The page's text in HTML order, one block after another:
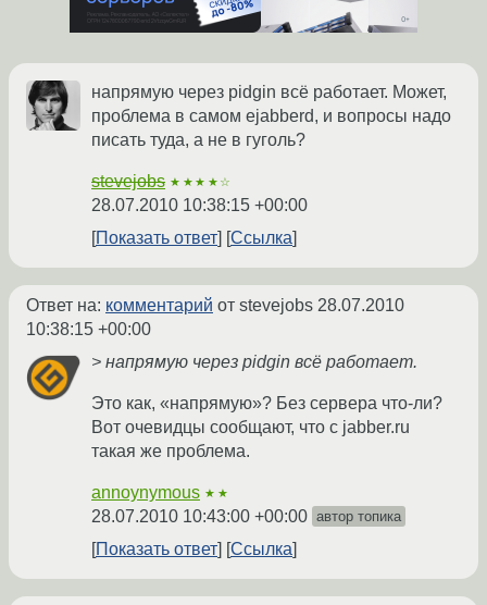
напрямую через pidgin всё работает. Может,
проблема в самом ejabberd, и вопросы надо
писать туда, а не в гуголь?
stevejobs ★★★★☆
28.07.2010 10:38:15 +00:00
Показать ответ
Ссылка
Ответ на: комментарий от stevejobs 28.07.2010
10:38:15 +00:00
> напрямую через pidgin всё работает.
Это как, «напрямую»? Без сервера что-ли?
Вот очевидцы сообщают, что с jabber.ru
такая же проблема.
annoynymous ★★
28.07.2010 10:43:00 +00:00 автор топика
Показать ответ Ссылка